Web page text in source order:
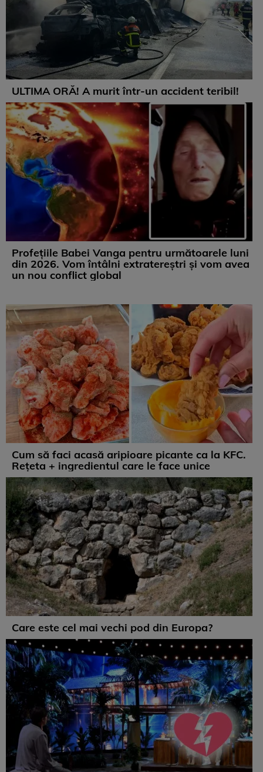
ULTIMA ORĂ! A murit într-un accident teribil!
Profețiile Babei Vanga pentru următoarele luni
din 2026. Vom întâlni extratereștri și vom avea
un nou conflict global
Cum să faci acasă aripioare picante ca la KFC.
Rețeta + ingredientul care le face unice
Care este cel mai vechi pod din Europa?